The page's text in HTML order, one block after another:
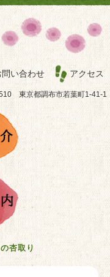
問い合わせ アクセス
東京都調布市若葉町1-41-1
杏取り